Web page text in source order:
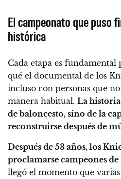
El campeonato que puso
histórica
Cada etapa es
qué el documental de los
incluso con personas que
manera habitual. La
de baloncesto, sino de la
reconstruirse después de
Después de 53 años, los
proclamarse campeones
llegó el momento que